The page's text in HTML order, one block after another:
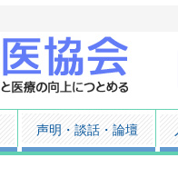
声明・談話・論壇